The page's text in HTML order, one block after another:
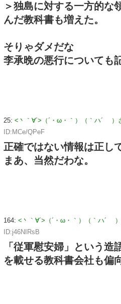
＞独島に対する一方的な
んだ教科書も増えた。
そりゃダメだな
李承晩の悪行についても
25: <丶｀∀´>（´・ω・｀）（｀ハ´ ）
ID:MCe/QPeF
正確ではない情報は正し
まあ、当然だわな。
164: <丶｀∀´>（´・ω・｀）（｀ハ´
ID:j46NIRsB
「従軍慰安婦」という造
を載せる教科書会社も偏